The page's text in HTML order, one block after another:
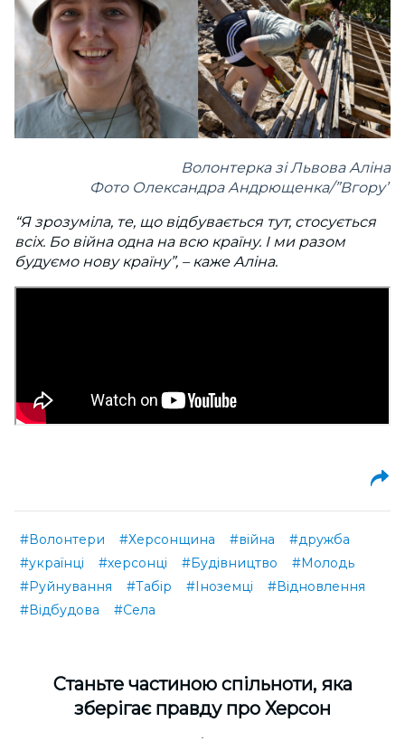
Волонтерка зі Львова Аліна
Фото Олександра Андрющенка/”Вгору”
“Я зрозуміла, те, що відбувається тут, стосується
всіх. Бо війна одна на всю країну. І ми разом
будуємо нову країну”, – каже Аліна.
#Волонтери #Херсонщина #війна
#дружба
#українці
#херсонці #Будівництво
#Молодь
#Руйнування
#Табір #Іноземці
#Відновлення
#Відбудова
#Села
Cтаньте частиною спільноти, яка
зберігає правду про Херсон